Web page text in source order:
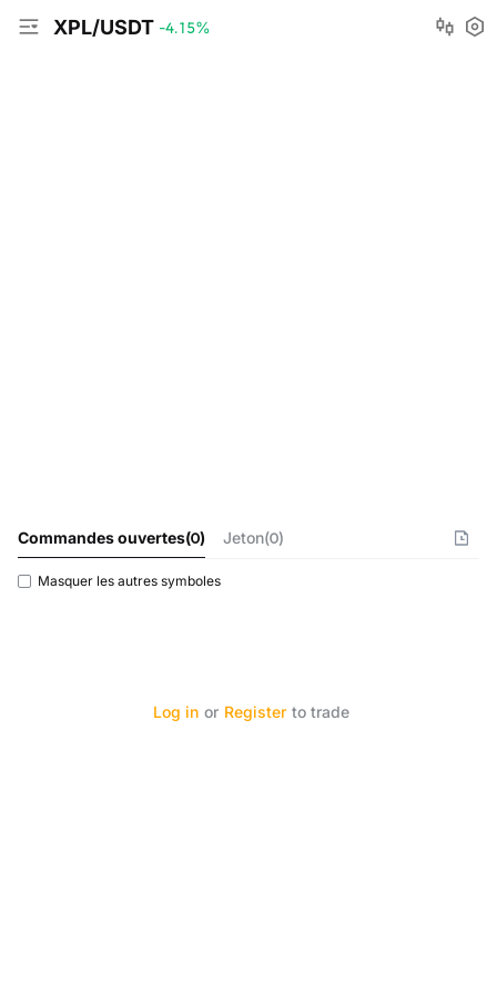
XPL/USDT -4.15%
Commandes ouvertes(0) Jeton(0)
Masquer les autres symboles
Log in or Register to trade